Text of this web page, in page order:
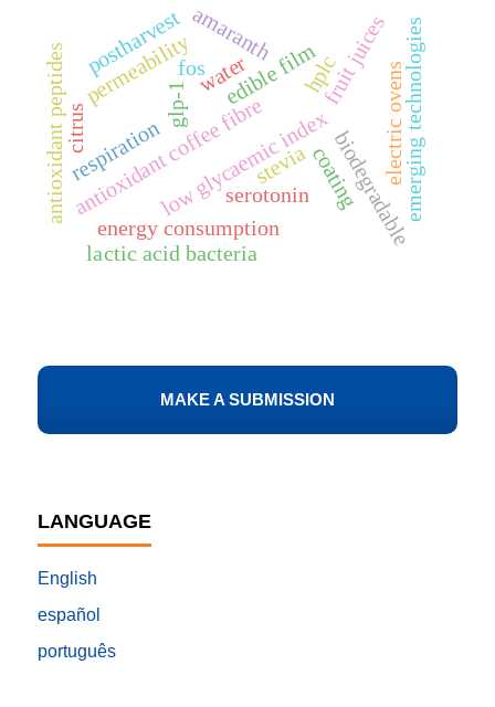
MAKE A SUBMISSION
LANGUAGE
English
español
português
antioxidant coffee fibre
fos
glp-1
low glycaemic index
serotonin
steviacoating
edible film
biodegradable
permeability
respiration emerging technologies
fruit juices
energy consumption
electric ovens
amaranth
antioxidant peptides
lactic acid bacteria
water
citrus
postharvest hplc